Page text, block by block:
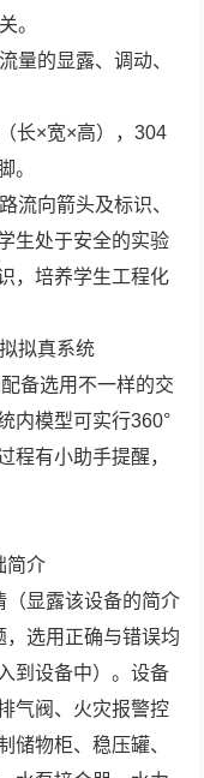
。
量的显露、调动、
长×宽×高），304
。
流向箭头及标识、
生处于安全的实验
，培养学生工程化
拟真系统
备选用不一样的交
内模型可实行360°
程有小助手提醒，
简介
（显露该设备的简介
选用正确与错误均
到设备中）。设备
气阀、火灾报警控
储物柜、稳压罐、